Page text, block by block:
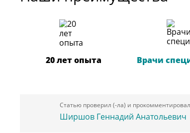
20 лет опыта Врачи
Статью проверил (-ла) и
Ширшов Геннадий Анатольевич